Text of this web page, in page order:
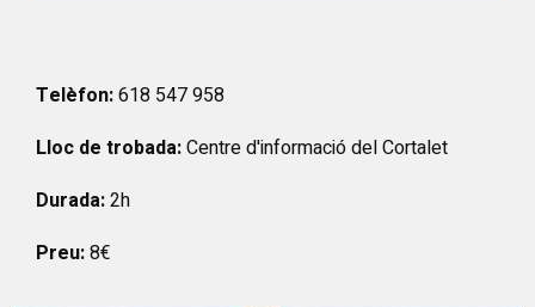
Telèfon:618 547 958
Lloc de trobada:Centre d'informació del Cortalet
Durada:2h
Preu:8€